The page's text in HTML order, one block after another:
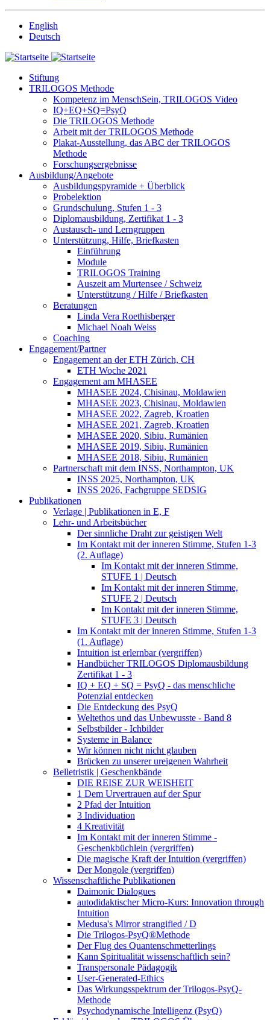
English
Deutsch
Stiftung
TRILOGOS Methode
Kompetenz im MenschSein, TRILOGOS Video
IQ+EQ+SQ=PsyQ
Die TRILOGOS Methode
Arbeit mit der TRILOGOS Methode
Plakat-Ausstellung, das ABC der TRILOGOS
Methode
Forschungsergebnisse
Ausbildung/Angebote
Ausbildungspyramide + Überblick
Probelektion
Grundschulung, Stufen 1 - 3
Diplomausbildung, Zertifikat 1 - 3
Austausch- und Lerngruppen
Unterstützung, Hilfe, Briefkasten
Einführung
Module
TRILOGOS Training
Auszeit am Murtensee / Schweiz
Unterstützung / Hilfe / Briefkasten
Beratungen
Linda Vera Roethisberger
Michael Noah Weiss
Coaching
Engagement/Partner
Engagement an der ETH Zürich, CH
ETH Woche 2021
Engagement am MHASEE
MHASEE 2024, Chisinau, Moldawien
MHASEE 2023, Chisinau, Moldawien
MHASEE 2022, Zagreb, Kroatien
MHASEE 2021, Zagreb, Kroatien
MHASEE 2020, Sibiu, Rumänien
MHASEE 2019, Sibiu, Rumänien
MHASEE 2018, Sibiu, Rumänien
Partnerschaft mit dem INSS, Northampton, UK
INSS 2025, Northampton, UK
INSS 2026, Fachgruppe SEDSIG
Publikationen
Verlage | Publikationen in E, F
Lehr- und Arbeitsbücher
Der sinnliche Draht zur geistigen Welt
Im Kontakt mit der inneren Stimme, Stufen 1-3
(2. Auflage)
Im Kontakt mit der inneren Stimme,
STUFE 1 | Deutsch
Im Kontakt mit der inneren Stimme,
STUFE 2 | Deutsch
Im Kontakt mit der inneren Stimme,
STUFE 3 | Deutsch
Im Kontakt mit der inneren Stimme, Stufen 1-3
(1. Auflage)
Intuition ist erlernbar (vergriffen)
Handbücher TRILOGOS Diplomausbildung
Zertifikat 1 - 3
IQ + EQ + SQ = PsyQ - das menschliche
Potenzial entdecken
Die Entdeckung des PsyQ
Weltethos und das Unbewusste - Band 8
Selbstbilder - Ichbilder
Systeme in Balance
Wir können nicht nicht glauben
Brücken zu unserer ureigenen Wahrheit
Belletristik | Geschenkbände
DIE REISE ZUR WEISHEIT
1 Dem Urvertrauen auf der Spur
2 Pfad der Intuition
3 Individuation
4 Kreativität
Im Kontakt mit der inneren Stimme -
Geschenkbüchlein (vergriffen)
Die magische Kraft der Intuition (vergriffen)
Der Mongole (vergriffen)
Wissenschaftliche Publikationen
Daimonic Dialogues
autodidaktischer Micro-Kurs: Innovation through
Intuition
Medusa's Mirror strangified / D
Die Trilogos-PsyQ®Methode
Der Flug des Quantenschmetterlings
Kann Spiritualität wissenschaftlich sein?
Transpersonale Pädagogik
User-Generated-Ethics
Das Wirkungsspektrum der Trilogos-PsyQ-
Methode
Psychodynamische Intelligenz (PsyQ)